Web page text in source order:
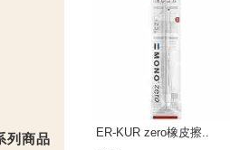
列商品
ER-KUR zero橡皮擦..